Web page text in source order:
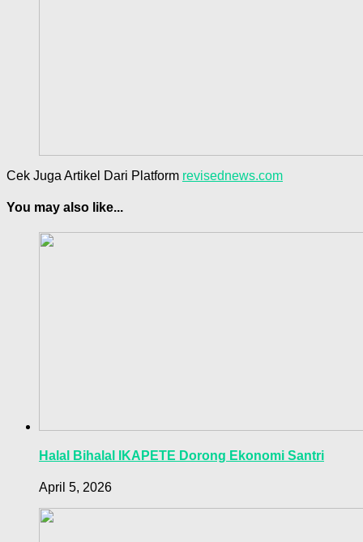
Cek Juga Artikel Dari Platform revisednews.com
You may also like...
Halal Bihalal IKAPETE Dorong Ekonomi Santri
April 5, 2026